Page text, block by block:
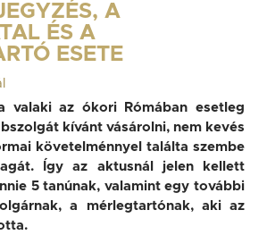
A
ÉS A
ESETE
valaki az ókori Rómában esetleg
kívánt vásárolni, nem kevés
követelménnyel találta szembe
Így az aktusnál jelen kellett
5 tanúnak, valamint egy további
a mérlegtartónak, aki az